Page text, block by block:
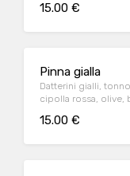
15.00 €
Pinna gialla
Datterini gialli,
cipolla rossa, olive,
15.00 €